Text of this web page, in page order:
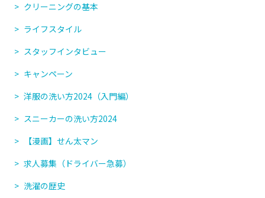
クリーニングの基本
ライフスタイル
スタッフインタビュー
キャンペーン
洋服の洗い方2024（入門編）
スニーカーの洗い方2024
【漫画】せん太マン
求人募集（ドライバー急募）
洗濯の歴史